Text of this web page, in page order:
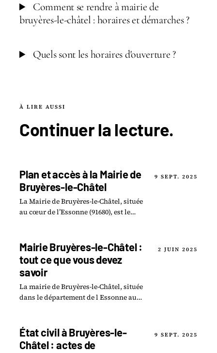
Comment se rendre à mairie de
bruyères-le-châtel : horaires et démarches ?
Quels sont les horaires d'ouverture ?
À LIRE AUSSI
Continuer lalecture.
Plan et accès à la Mairie de
Bruyères-le-Châtel
La Mairie de Bruyères-le-Châtel, située
au cœur de l’Essonne (91680), est le
9 SEPT. 2025
Mairie Bruyères-le-Châtel :
tout ce que vous devez
savoir
La mairie de Bruyères-le-Châtel, située
dans le département de l Essonne au
2 JUIN 2025
État civil à Bruyères-le-
Châtel : actes de
9 SEPT. 2025